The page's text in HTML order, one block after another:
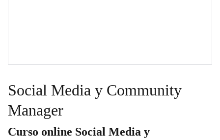
Social Media y Community
Manager
Curso online Social Media y